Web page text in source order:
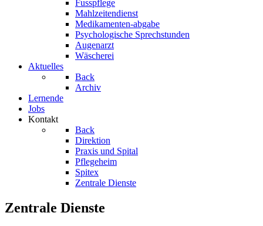
Fusspflege
Mahlzeitendienst
Medikamenten-abgabe
Psychologische Sprechstunden
Augenarzt
Wäscherei
Aktuelles
Back
Archiv
Lernende
Jobs
Kontakt
Back
Direktion
Praxis und Spital
Pflegeheim
Spitex
Zentrale Dienste
Zentrale Dienste